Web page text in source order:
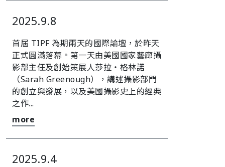
2025.9.8
首屆 TIPF 為期兩天的國際論壇，於昨天
正式圓滿落幕。第一天由美國國家藝廊攝
影部主任及創始策展人莎拉・格林諾
（Sarah Greenough），講述攝影部門
的創立與發展，以及美國攝影史上的經典
之作...
more
2025.9.4